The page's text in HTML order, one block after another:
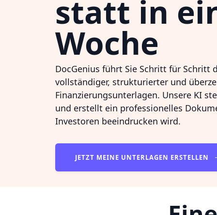
statt in
Woche
DocGenius führt Sie Schritt für Schritt
vollständiger, strukturierter und
Finanzierungsunterlagen. Unsere KI
und erstellt ein professionelles
Investoren beeindrucken wird.
JETZT MEINE UNTERLAGEN ERSTELLEN